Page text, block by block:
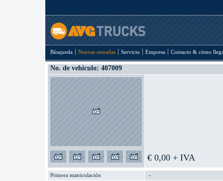
Búsqueda Nuevas entradas Servicio Empresa Contacto & cómo
No. de vehiculo: 407009
€ 0,00 + IVA
Primera matriculación
-